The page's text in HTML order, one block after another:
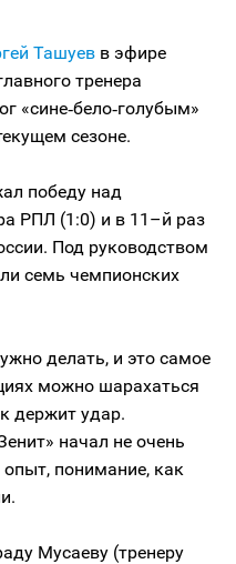
Ташуев в эфире
тренера
«сине‑бело‑голубым»
сезоне.
победу над
РПЛ (1:0) и в 11–й раз
Под руководством
семь чемпионских
делать, и это самое
можно шарахаться
держит удар.
начал не очень
понимание, как
Мусаеву (тренеру